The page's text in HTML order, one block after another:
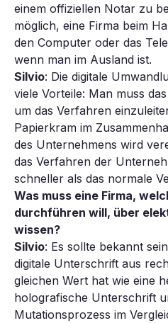
einem offiziellen Notar zu
möglich, eine Firma beim
den Computer oder das
wenn man im Ausland ist.
Silvio: Die digitale
viele Vorteile: Man muss
um das Verfahren
Papierkram im
des Unternehmens wird
das Verfahren der
schneller als das normale
Was muss eine Firma,
durchführen will, über
wissen?
Silvio: Es sollte bekannt
digitale Unterschrift aus
gleichen Wert hat wie eine
holografische Unterschrift
Mutationsprozess im